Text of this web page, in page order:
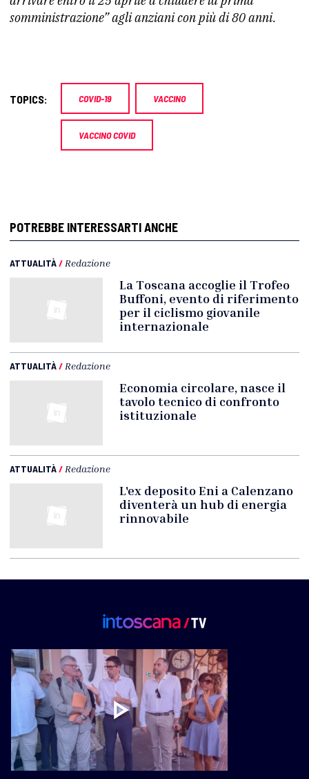
somministrazione” agli anziani con più di 80 anni.
TOPICS: COVID-19 VACCINO
VACCINO COVID
POTREBBE INTERESSARTI ANCHE
ATTUALITÀ/ Redazione
La Toscana accoglie il Trofeo
Buffoni, evento di riferimento
per il ciclismo giovanile
internazionale
ATTUALITÀ/ Redazione
Economia circolare, nasce il
tavolo tecnico di confronto
istituzionale
ATTUALITÀ/ Redazione
L'ex deposito Eni a Calenzano
diventerà un hub di energia
rinnovabile